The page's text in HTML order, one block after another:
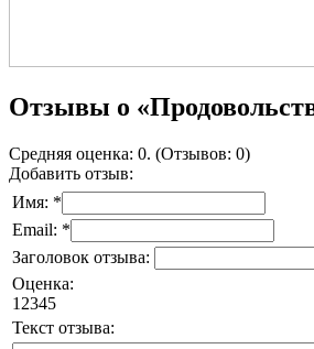
Отзывы о
Средняя оценка: 0. (Отзывов: 0)
Добавить отзыв:
Имя: *
Email: *
Заголовок отзыва:
Оценка:
1 2345
Текст отзыва: